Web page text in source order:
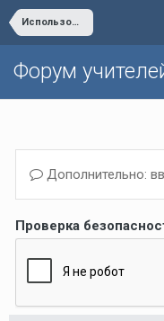
Использование интернет-ресурсов на уроке/Internet resources in the classroom
Форум
Дополнительно:
Проверка